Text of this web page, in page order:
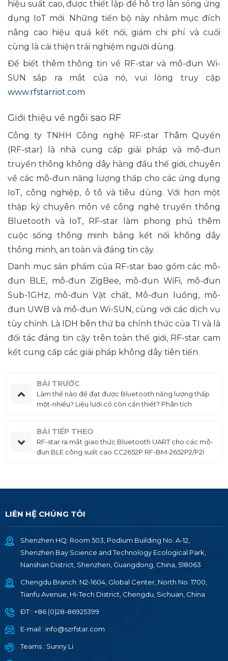
hiệu suất cao, được thiết lập để hỗ trợ làn sóng ứng
dụng IoT mới. Những tiến bộ này nhằm mục đích
nâng cao hiệu quả kết nối, giảm chi phí và cuối
cùng là cải thiện trải nghiệm người dùng.
Để biết thêm thông tin về RF-star và mô-đun Wi-
SUN sắp ra mắt của nó, vui lòng truy cập
www.rfstarriot.com
Giới thiệu về ngôi sao RF
Công ty TNHH Công nghệ RF-star Thâm Quyến
(RF-star) là nhà cung cấp giải pháp và mô-đun
truyền thông không dây hàng đầu thế giới, chuyên
về các mô-đun năng lượng thấp cho các ứng dụng
IoT, công nghiệp, ô tô và tiêu dùng. Với hơn một
thập kỷ chuyên môn về công nghệ truyền thông
Bluetooth và IoT, RF-star làm phong phú thêm
cuộc sống thông minh bằng kết nối không dây
thông minh, an toàn và đáng tin cậy.
Danh mục sản phẩm của RF-star bao gồm các mô-
đun BLE, mô-đun ZigBee, mô-đun WiFi, mô-đun
Sub-1GHz, mô-đun Vật chất, Mô-đun luồng, mô-
đun UWB và mô-đun Wi-SUN, cùng với các dịch vụ
tùy chỉnh. Là IDH bên thứ ba chính thức của TI và là
đối tác đáng tin cậy trên toàn thế giới, RF-star cam
kết cung cấp các giải pháp không dây tiên tiến.
BÀI TRƯỚC
Làm thế nào để đạt được Bluetooth năng lượng thấp
một-nhiều? Liệu lưới có còn cần thiết? Phân tích
BÀI TIẾP THEO
RF-star ra mắt giao thức Bluetooth UART cho các mô-
đun BLE công suất cao CC2652P RF-BM-2652P2/P2I
LIÊN HỆ CHÚNG TÔI
Shenzhen HQ: Room 503, Podium Building No. A-12,
Shenzhen Bay Science and Technology Ecological Park,
Nanshan District, Shenzhen, Guangdong, China, 518063
Chengdu Branch: N2-1604, Global Center, North No. 1700,
Tianfu Avenue, Hi-Tech District, Chengdu, Sichuan, China
ĐT : +86 (0)28-86925399
E-mail : info@szrfstar.com
Teams : Sunny Li